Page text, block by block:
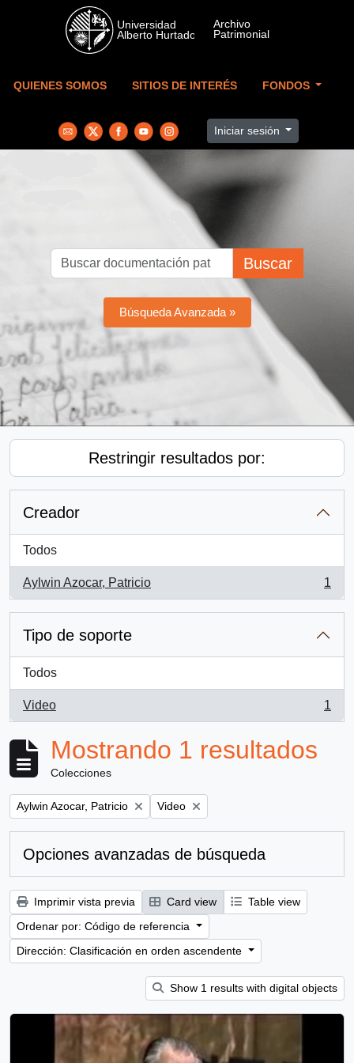
Skip to main content
QUIENES SOMOS SITIOS DE INTERÉS FONDOS
Iniciar sesión
Buscar
Búsqueda Avanzada »
Restringir resultados por:
Creador
Todos
Aylwin Azocar, Patricio
, 1 resultados
1
Tipo de soporte
Todos
Video
, 1 resultados
1
Mostrando 1 resultados
Colecciones
Remove filter:
Aylwin Azocar, Patricio Remove filter:
Video
Opciones avanzadas de búsqueda
Imprimir vista previa Card view
Table view
Ordenar por: Código de referencia
Dirección: Clasificación en orden ascendente
Show 1 results with digital objects